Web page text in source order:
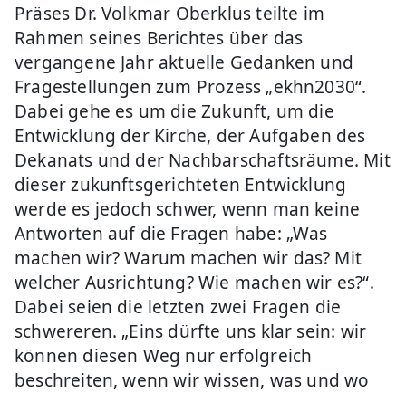
Präses Dr. Volkmar Oberklus teilte im
Rahmen seines Berichtes über das
vergangene Jahr aktuelle Gedanken und
Fragestellungen zum Prozess „ekhn2030“.
Dabei gehe es um die Zukunft, um die
Entwicklung der Kirche, der Aufgaben des
Dekanats und der Nachbarschaftsräume. Mit
dieser zukunftsgerichteten Entwicklung
werde es jedoch schwer, wenn man keine
Antworten auf die Fragen habe: „Was
machen wir? Warum machen wir das? Mit
welcher Ausrichtung? Wie machen wir es?“.
Dabei seien die letzten zwei Fragen die
schwereren. „Eins dürfte uns klar sein: wir
können diesen Weg nur erfolgreich
beschreiten, wenn wir wissen, was und wo